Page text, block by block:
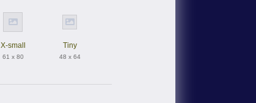
X-small
61 x 80
Tiny
48 x 64